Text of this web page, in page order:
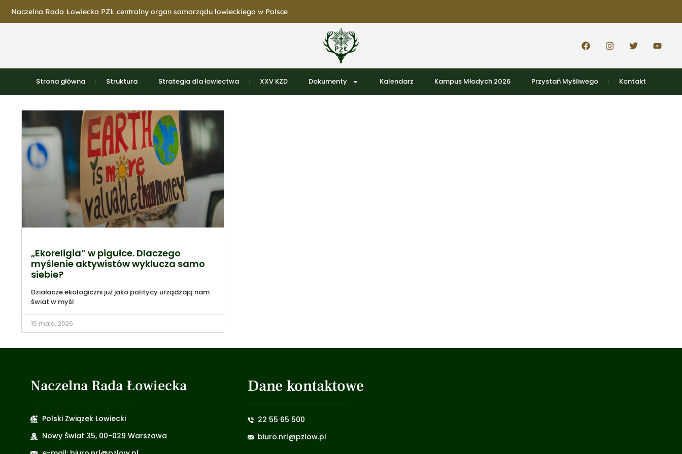
Naczelna Rada Łowiecka PZŁ centralny organ samorządu łowieckiego w Polsce
Strona główna Struktura Strategia dla łowiectwa XXV KZD Dokumenty Kalendarz Kampus Młodych 2026 Przystań Myśliwego Kontakt
„Ekoreligia” w pigułce. Dlaczego
myślenie aktywistów wyklucza samo
siebie?
Działacze ekologiczni już jako politycy urządzają nam
świat w myśl
15 maja, 2026
Naczelna Rada Łowiecka
Polski Związek Łowiecki
Nowy Świat 35, 00-029 Warszawa
Dane kontaktowe
22 55 65 500
biuro.nrl@pzlow.pl